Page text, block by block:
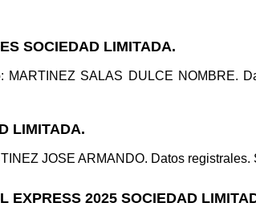
SOCIEDAD LIMITADA.
MARTINEZ SALAS DULCE NOMBRE.
LIMITADA.
JOSE ARMANDO. Datos registrales.
EXPRESS 2025 SOCIEDAD